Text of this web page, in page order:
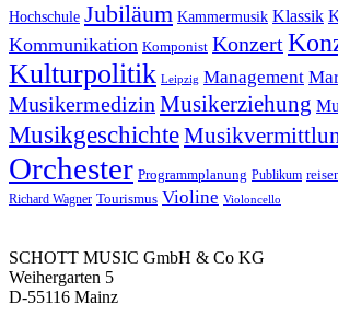
Hochschule Jubiläum Kammermusik Klassik
Kommunikation Komponist Konzert
Kulturpolitik Leipzig Management
Musikermedizin Musikerziehung
Musikgeschichte
Orchester Programmplanung Publikum
Richard Wagner Tourismus Violine Violoncello
SCHOTT MUSIC GmbH & Co KG
Weihergarten 5
D-55116 Mainz